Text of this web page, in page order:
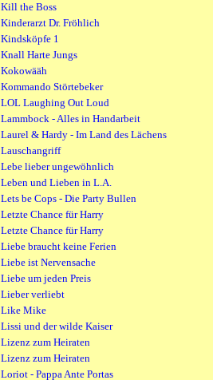
Kill the Boss
Kinderarzt Dr. Fröhlich
Kindsköpfe 1
Knall Harte Jungs
Kokowääh
Kommando Störtebeker
LOL Laughing Out Loud
Lammbock - Alles in Handarbeit
Laurel & Hardy - Im Land des Lächens
Lauschangriff
Lebe lieber ungewöhnlich
Leben und Lieben in L.A.
Lets be Cops - Die Party Bullen
Letzte Chance für Harry
Letzte Chance für Harry
Liebe braucht keine Ferien
Liebe ist Nervensache
Liebe um jeden Preis
Lieber verliebt
Like Mike
Lissi und der wilde Kaiser
Lizenz zum Heiraten
Lizenz zum Heiraten
Loriot - Pappa Ante Portas